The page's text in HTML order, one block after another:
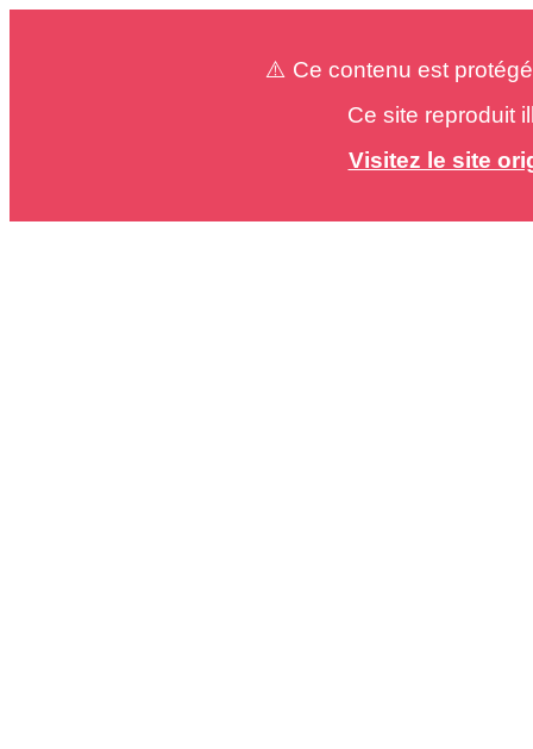
⚠️ Ce contenu est
Ce site reproduit
Visitez le site